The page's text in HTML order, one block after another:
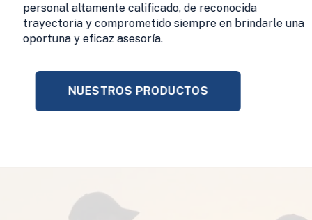
personal altamente calificado, de reconocida
trayectoria y comprometido siempre en brindarle una
oportuna y eficaz asesoría.
NUESTROS PRODUCTOS